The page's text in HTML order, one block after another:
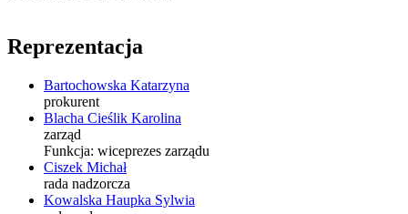
Reprezentacja
Bartochowska Katarzyna
prokurent
Blacha Cieślik Karolina
zarząd
Funkcja: wiceprezes zarządu
Ciszek Michał
rada nadzorcza
Kowalska Haupka Sylwia